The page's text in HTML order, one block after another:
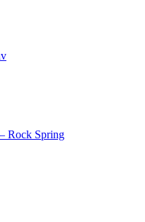
Rock Spring